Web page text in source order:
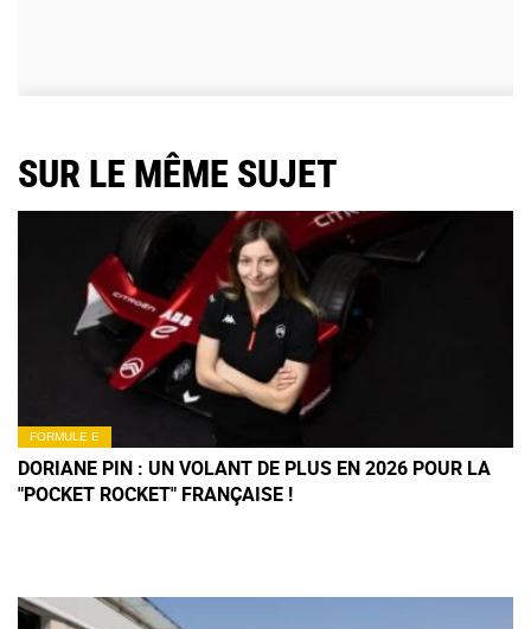
SUR LE MÊME SUJET
FORMULE E
DORIANE PIN : UN VOLANT DE PLUS EN 2026 POUR LA
"POCKET ROCKET" FRANÇAISE !